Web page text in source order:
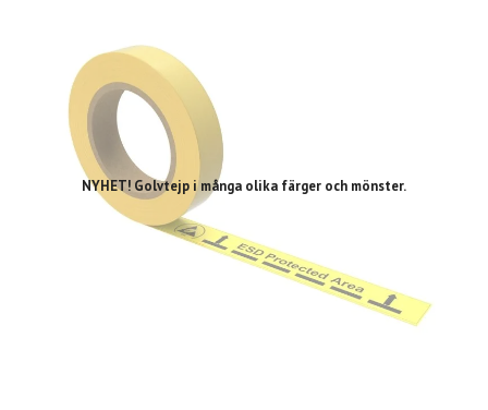
NYHET! Golvtejp i många olika färger och mönster.